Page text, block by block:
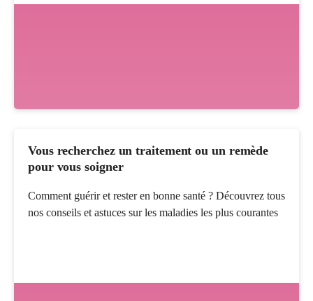
Vous recherchez un traitement ou un remède
pour vous soigner
Comment guérir et rester en bonne santé ? Découvrez tous
nos conseils et astuces sur les maladies les plus courantes